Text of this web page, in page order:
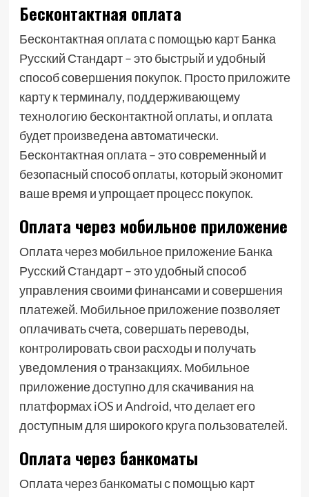
Бесконтактная оплата
Бесконтактная оплата с помощью карт Банка
Русский Стандарт – это быстрый и удобный
способ совершения покупок. Просто приложите
карту к терминалу, поддерживающему
технологию бесконтактной оплаты, и оплата
будет произведена автоматически.
Бесконтактная оплата – это современный и
безопасный способ оплаты, который экономит
ваше время и упрощает процесс покупок.
Оплата через мобильное приложение
Оплата через мобильное приложение Банка
Русский Стандарт – это удобный способ
управления своими финансами и совершения
платежей. Мобильное приложение позволяет
оплачивать счета, совершать переводы,
контролировать свои расходы и получать
уведомления о транзакциях. Мобильное
приложение доступно для скачивания на
платформах iOS и Android, что делает его
доступным для широкого круга пользователей.
Оплата через банкоматы
Оплата через банкоматы с помощью карт